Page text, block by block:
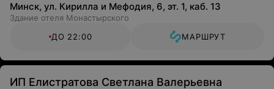
Минск, ул. Кирилла и Мефодия, 6, эт. 1, каб. 13
Здание отеля Монастырского
ДО 22:00
МАРШРУТ
ИП Елистратова Светлана Валерьевна